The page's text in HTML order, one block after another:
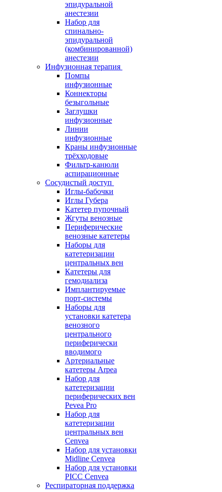
эпидуральной
анестезии
Набор для
спинально-
эпидуральной
(комбинированной)
анестезии
Инфузионная терапия
Помпы
инфузионные
Коннекторы
безыгольные
Заглушки
инфузионные
Линии
инфузионные
Краны инфузионные
трёхходовые
Фильтр-канюли
аспирационные
Сосудистый доступ
Иглы-бабочки
Иглы Губера
Катетер пупочный
Жгуты венозные
Периферические
венозные катетеры
Наборы для
катетеризации
центральных вен
Катетеры для
гемодиализа
Имплантируемые
порт‑системы
Наборы для
установки катетера
венозного
центрального
периферически
вводимого
Артериальные
катетеры Arpea
Набор для
катетеризации
периферических вен
Pevea Pro
Набор для
катетеризации
центральных вен
Cenvea
Набор для установки
Midline Cenvea
Набор для установки
PICC Cenvea
Респираторная поддержка